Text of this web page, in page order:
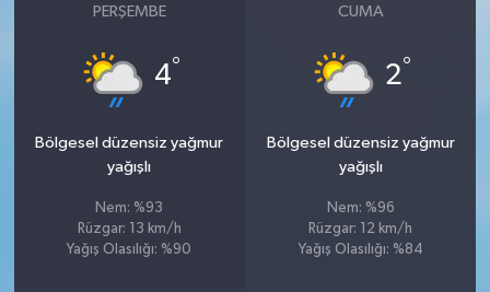
PERŞEMBE
4°
Bölgesel düzensiz yağmur
yağışlı
Nem: %93
Rüzgar: 13 km/h
Yağış Olasılığı: %90
CUMA
2°
Bölgesel düzensiz yağmur
yağışlı
Nem: %96
Rüzgar: 12 km/h
Yağış Olasılığı: %84